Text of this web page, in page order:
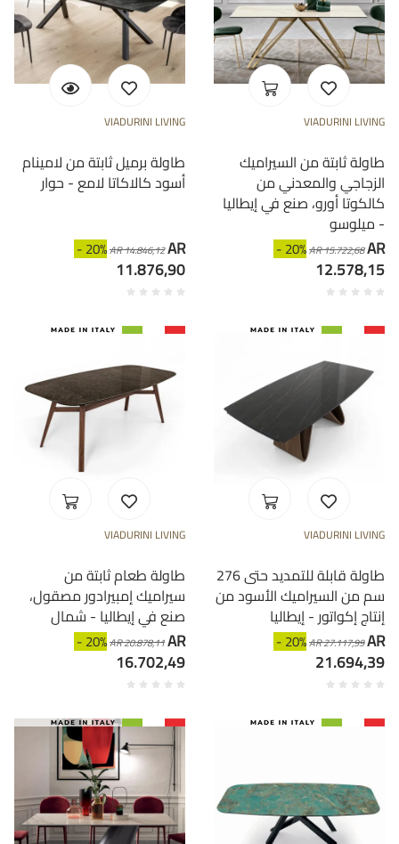
VIADURINI LIVING
طاولة برميل ثابتة من لامينام
أسود كالاكاتا لامع - حوار
- 20%AR 14.846,12AR
11.876,90
VIADURINI LIVING
طاولة ثابتة من السيراميك
الزجاجي والمعدني من
كالكوتا أورو، صنع في إيطاليا
- ميلوسو
- 20%AR 15.722,68AR
12.578,15
VIADURINI LIVING
طاولة طعام ثابتة من
سيراميك إمبيرادور مصقول،
صنع في إيطاليا - شمال
- 20%AR 20.878,11AR
16.702,49
VIADURINI LIVING
طاولة قابلة للتمديد حتى 276
سم من السيراميك الأسود من
إنتاج إكواتور - إيطاليا
- 20%AR 27.117,99AR
21.694,39